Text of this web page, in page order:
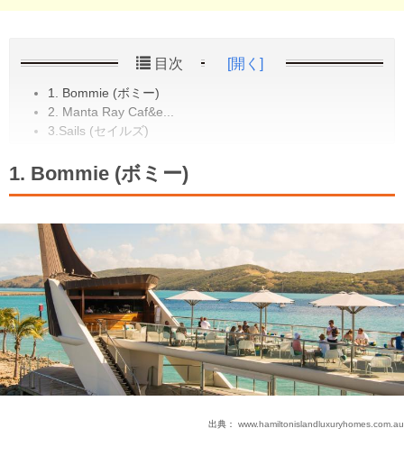
目次 [開く]
1. Bommie (ボミー)
2. Manta Ray Caf&e...
3.Sails (セイルズ)
1. Bommie (ボミー)
出典： www.hamiltonislandluxuryhomes.com.au